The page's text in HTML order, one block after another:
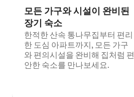
모든 가구와 시설이 완비된
장기 숙소
한적한 산속 통나무집부터 편리
한 도심 아파트까지, 모든 가구
와 편의시설을 완비해 집처럼 편
안한 숙소를 만나보세요.